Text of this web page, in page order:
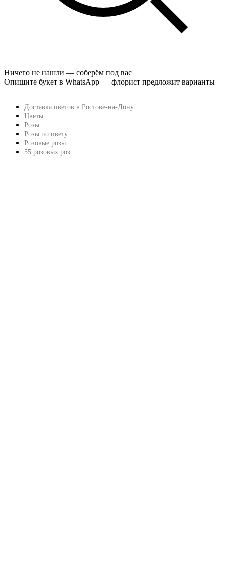
Ничего не нашли — соберём под вас
Опишите букет в WhatsApp — флорист предложит варианты
Доставка цветов в Ростове-на-Дону
Цветы
Розы
Розы по цвету
Розовые розы
55 розовых роз